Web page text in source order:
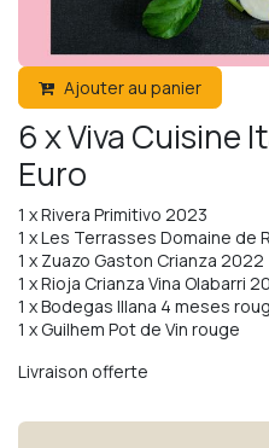
Ajouter au panier
6 x Viva Cuisine
Euro
​1 x Rivera Primitivo 2023
1 x Les Terrasses Domaine de
1 x Zuazo Gaston Crianza 2022
1 x Rioja Crianza Vina Olabarri
1 x Bodegas Illana 4 meses
1 x Guilhem Pot de Vin rouge
Livraison offerte